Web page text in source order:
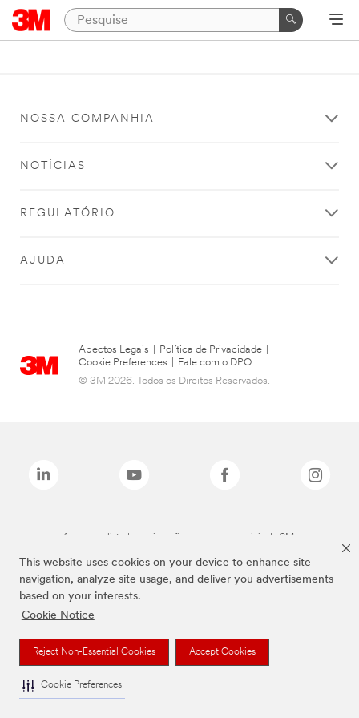
This website uses cookies on your device to enhance site
navigation, analyze site usage, and deliver you advertisements
based on your interests.
Cookie Notice
Reject Non-Essential Cookies Accept Cookies
Cookie Preferences
NOSSA COMPANHIA
NOTÍCIAS
REGULATÓRIO
AJUDA
Apectos Legais Política de Privacidade
Cookie Preferences
Fale com o DPO
© 3M 2026. Todos os Direitos Reservados.
As marcas listadas a cima são marcas comerciais da 3M.